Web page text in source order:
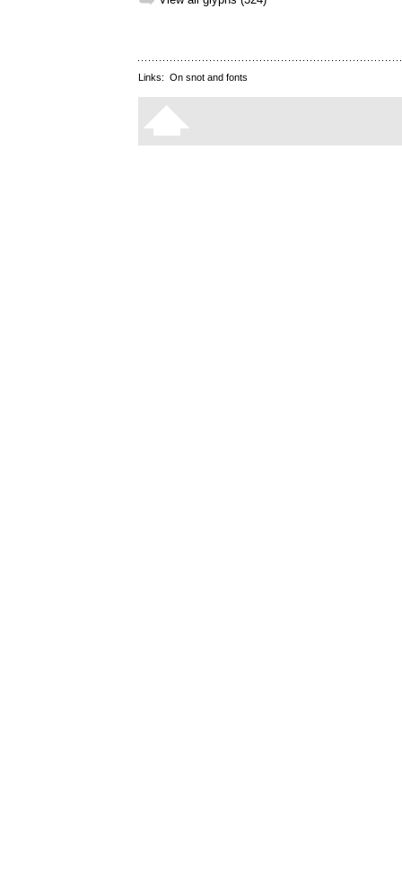
Links: On snot and fonts